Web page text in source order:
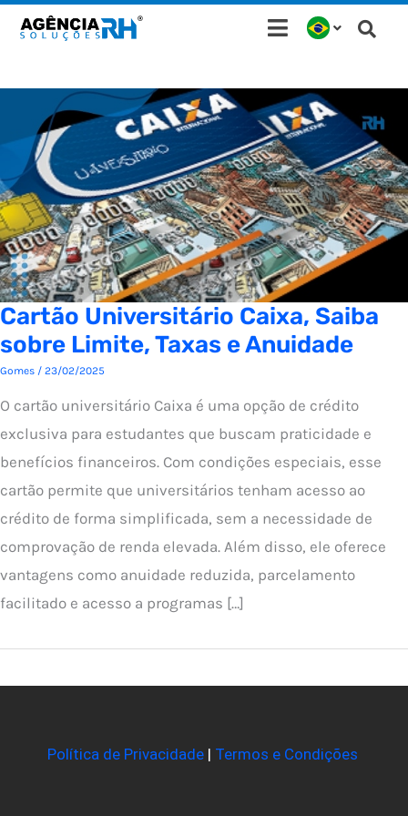
para
conteúdo
Cartão Universitário Caixa, Saiba
sobre Limite, Taxas e Anuidade
Gomes / 23/02/2025
O cartão universitário Caixa é uma opção de crédito
exclusiva para estudantes que buscam praticidade e
benefícios financeiros. Com condições especiais, esse
cartão permite que universitários tenham acesso ao
crédito de forma simplificada, sem a necessidade de
comprovação de renda elevada. Além disso, ele oferece
vantagens como anuidade reduzida, parcelamento
facilitado e acesso a programas […]
Política de Privacidade| Termos e Condições